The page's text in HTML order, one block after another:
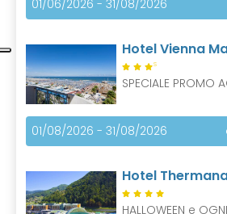
01/06/2026 - 31/08/2026
Hotel Vienna
S
SPECIALE PROMO
01/08/2026 - 31/08/2026
Hotel
HALLOWEEN e